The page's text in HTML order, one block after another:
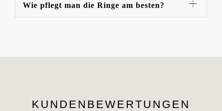
Wie pflegt man die Ringe am besten?
KUNDENBEWERTUNGEN